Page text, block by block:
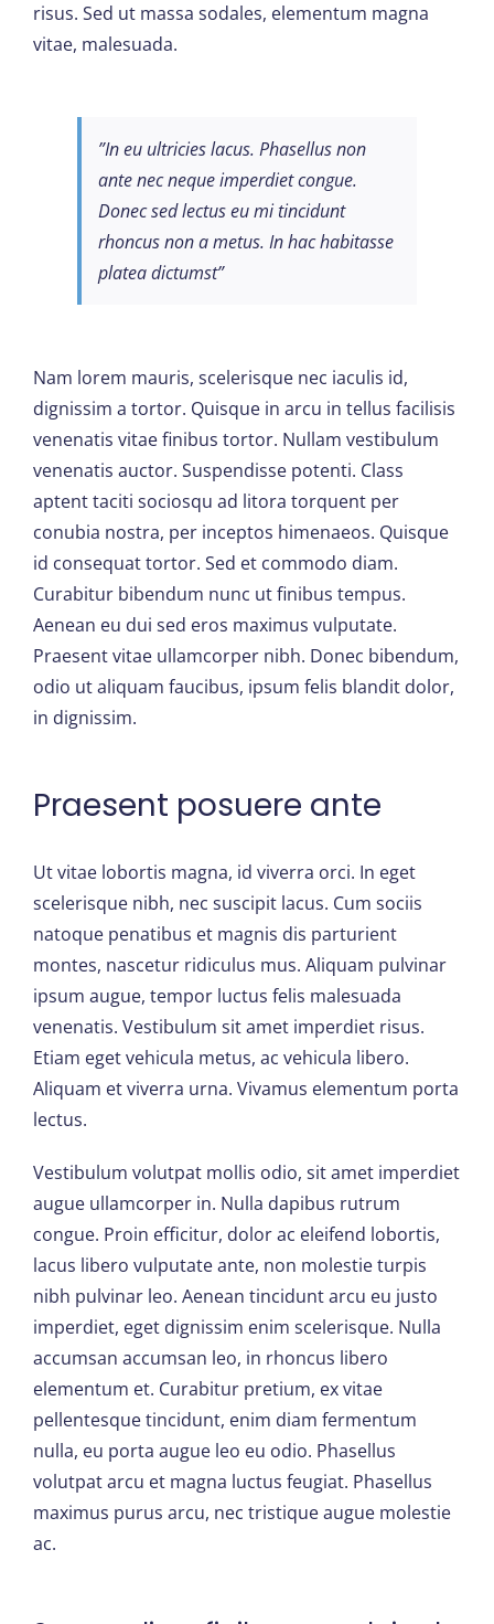
risus. Sed ut massa sodales, elementum magna
vitae, malesuada.
”In eu ultricies lacus. Phasellus non
ante nec neque imperdiet congue.
Donec sed lectus eu mi tincidunt
rhoncus non a metus. In hac habitasse
platea dictumst”
Nam lorem mauris, scelerisque nec iaculis id,
dignissim a tortor. Quisque in arcu in tellus facilisis
venenatis vitae finibus tortor. Nullam vestibulum
venenatis auctor. Suspendisse potenti. Class
aptent taciti sociosqu ad litora torquent per
conubia nostra, per inceptos himenaeos. Quisque
id consequat tortor. Sed et commodo diam.
Curabitur bibendum nunc ut finibus tempus.
Aenean eu dui sed eros maximus vulputate.
Praesent vitae ullamcorper nibh. Donec bibendum,
odio ut aliquam faucibus, ipsum felis blandit dolor,
in dignissim.
Praesent posuere ante
Ut vitae lobortis magna, id viverra orci. In eget
scelerisque nibh, nec suscipit lacus. Cum sociis
natoque penatibus et magnis dis parturient
montes, nascetur ridiculus mus. Aliquam pulvinar
ipsum augue, tempor luctus felis malesuada
venenatis. Vestibulum sit amet imperdiet risus.
Etiam eget vehicula metus, ac vehicula libero.
Aliquam et viverra urna. Vivamus elementum porta
lectus.
Vestibulum volutpat mollis odio, sit amet imperdiet
augue ullamcorper in. Nulla dapibus rutrum
congue. Proin efficitur, dolor ac eleifend lobortis,
lacus libero vulputate ante, non molestie turpis
nibh pulvinar leo. Aenean tincidunt arcu eu justo
imperdiet, eget dignissim enim scelerisque. Nulla
accumsan accumsan leo, in rhoncus libero
elementum et. Curabitur pretium, ex vitae
pellentesque tincidunt, enim diam fermentum
nulla, eu porta augue leo eu odio. Phasellus
volutpat arcu et magna luctus feugiat. Phasellus
maximus purus arcu, nec tristique augue molestie
ac.